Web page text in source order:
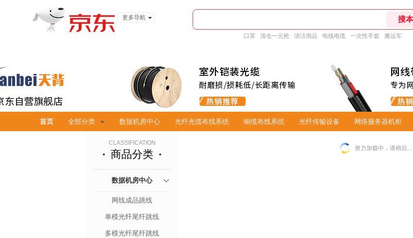
更多导航
口罩 清仓一元抢 清洁用品 电线电缆 一次性手套 搬运车
首页 全部分类 数据机房中心 光纤光缆布线系统 铜缆布线系统 光纤传输设备 网络服务器机柜
CLASSIFICATION
商品分类
数据机房中心
网线成品跳线
单模光纤尾纤跳线
多模光纤尾纤跳线
努力加载中，请稍后...